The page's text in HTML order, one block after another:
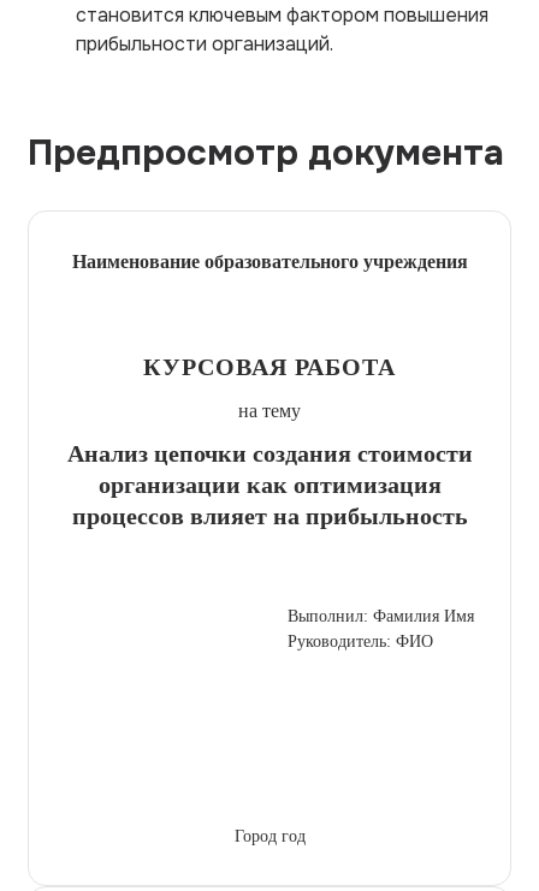
становится ключевым фактором повышения
прибыльности организаций.
Предпросмотр документа
Наименование образовательного учреждения
КУРСОВАЯ РАБОТА
на тему
Анализ цепочки создания стоимости
организации как оптимизация
процессов влияет на прибыльность
Выполнил: Фамилия Имя
Руководитель: ФИО
Город год